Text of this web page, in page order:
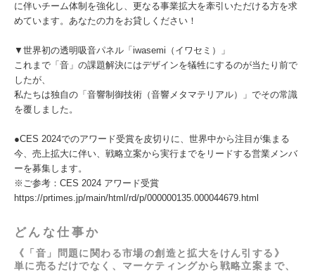
に伴いチーム体制を強化し、更なる事業拡大を牽引いただける方を求
めています。あなたの力をお貸しください！
▼世界初の透明吸音パネル「iwasemi（イワセミ）」
これまで「音」の課題解決にはデザインを犠牲にするのが当たり前で
したが、
私たちは独自の「音響制御技術（音響メタマテリアル）」でその常識
を覆しました。
●CES 2024でのアワード受賞を皮切りに、世界中から注目が集まる
今、売上拡大に伴い、戦略立案から実行までをリードする営業メンバ
ーを募集します。
※ご参考：CES 2024 アワード受賞
https://prtimes.jp/main/html/rd/p/000000135.000044679.html
どんな仕事か
《「音」問題に関わる市場の創造と拡大をけん引する》
単に売るだけでなく、マーケティングから戦略立案まで、